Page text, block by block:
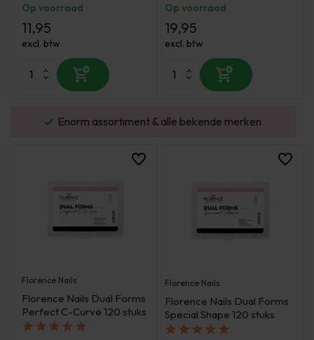
Op voorraad
11,95
excl. btw
Op voorraad
19,95
excl. btw
Enorm assortiment & alle bekende merken
Florence Nails
Florence Nails Dual Forms
Perfect C-Curve 120 stuks
Florence Nails
Florence Nails Dual Forms
Special Shape 120 stuks